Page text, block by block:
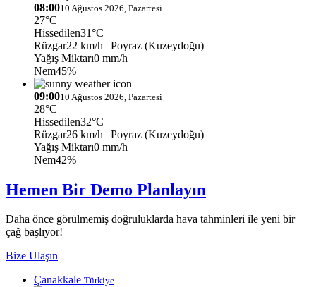
08:0010 Ağustos 2026, Pazartesi
27°C
Hissedilen31°C
Rüzgar22 km/h | Poyraz (Kuzeydoğu)
Yağış Miktarı0 mm/h
Nem45%
09:0010 Ağustos 2026, Pazartesi
28°C
Hissedilen32°C
Rüzgar26 km/h | Poyraz (Kuzeydoğu)
Yağış Miktarı0 mm/h
Nem42%
Hemen Bir Demo Planlayın
Daha önce görülmemiş doğruluklarda hava tahminleri ile yeni bir
çağ başlıyor!
Bize Ulaşın
Çanakkale Türkiye